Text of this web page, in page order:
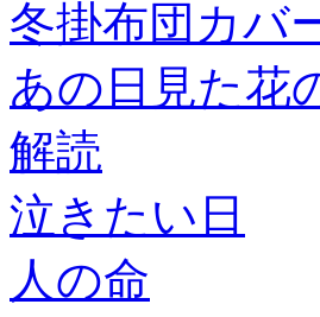
冬掛布団カバ
あの日見た花
解読
泣きたい日
人の命